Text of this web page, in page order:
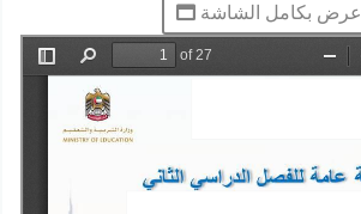
عرض بكامل الشاشة